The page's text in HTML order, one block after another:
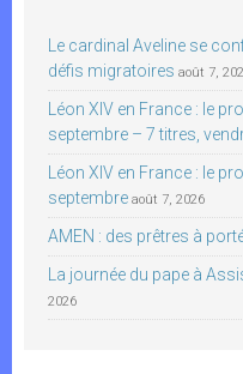
Le cardinal Aveline se
défis migratoires août 7,
Léon XIV en France : le
septembre – 7 titres,
Léon XIV en France : le
septembre août 7, 2026
AMEN : des prêtres à
La journée du pape à
2026